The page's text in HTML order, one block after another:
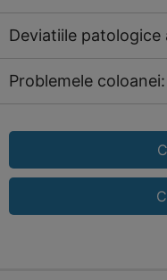
Deviatiile
Problemele